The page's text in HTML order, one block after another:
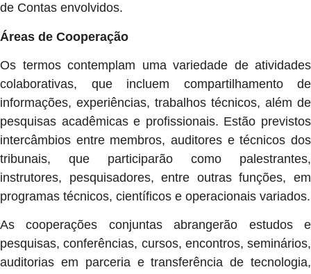
de Contas envolvidos.
Áreas de Cooperação
Os termos contemplam uma variedade de atividades
colaborativas, que incluem compartilhamento de
informações, experiências, trabalhos técnicos, além de
pesquisas acadêmicas e profissionais. Estão previstos
intercâmbios entre membros, auditores e técnicos dos
tribunais, que participarão como palestrantes,
instrutores, pesquisadores, entre outras funções, em
programas técnicos, científicos e operacionais variados.
As cooperações conjuntas abrangerão estudos e
pesquisas, conferências, cursos, encontros, seminários,
auditorias em parceria e transferência de tecnologia,